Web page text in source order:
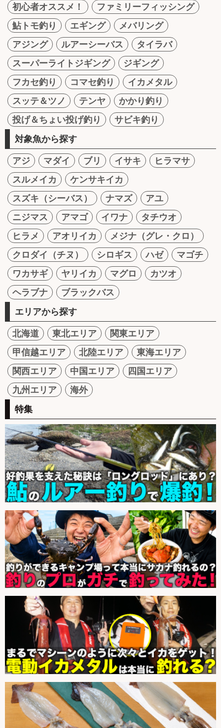
初心者オススメ！
ファミリーフィッシング
鮎トモ釣り
エギング
メバリング
アジング
ルアーシーバス
タイラバ
スーパーライトジギング
ジギング
フカセ釣り
コマセ釣り
イカメタル
スッテ＆ツノ
テンヤ
かかり釣り
投げ＆ちょい投げ釣り
サビキ釣り
対象魚から探す
アジ マダイ ブリ イサキ
ヒラマサ
スルメイカ
ケンサキイカ
スズキ（シーバス）
ナマズ
アユ
ニジマス
アマゴ イワナ
タチウオ
ヒラメ
アオリイカ
メジナ（グレ・クロ）
クロダイ（チヌ）
シロギス ハゼ
マゴチ
ワカサギ
ヤリイカ マグロ
カツオ
ヘラブナ
ブラックバス
エリアから探す
北海道 東北エリア
関東エリア
甲信越エリア
北陸エリア
東海エリア
関西エリア
中国エリア
四国エリア
九州エリア
海外
特集